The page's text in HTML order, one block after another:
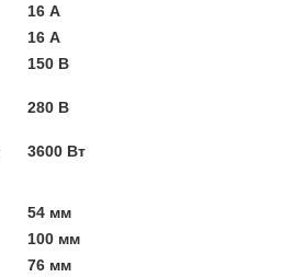
16 А
16 А
150 В
280 В
3600 Вт
54 мм
100 мм
76 мм